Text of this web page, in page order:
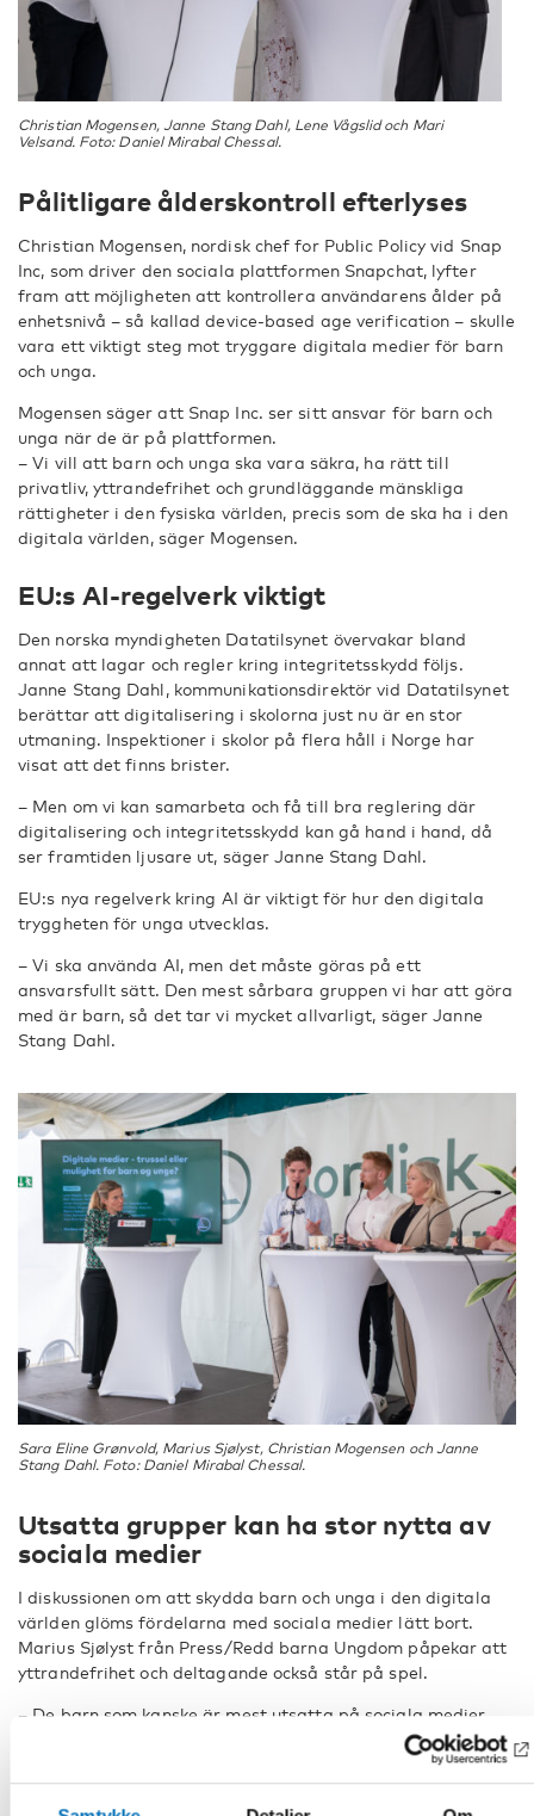
Christian Mogensen, Janne Stang Dahl, Lene Vågslid och Mari
Velsand. Foto: Daniel Mirabal Chessal.
Pålitligare ålderskontroll efterlyses
Christian Mogensen, nordisk chef for Public Policy vid Snap
Inc, som driver den sociala plattformen Snapchat, lyfter
fram att möjligheten att kontrollera användarens ålder på
enhetsnivå – så kallad device-based age verification – skulle
vara ett viktigt steg mot tryggare digitala medier för barn
och unga.
Mogensen säger att Snap Inc. ser sitt ansvar för barn och
unga när de är på plattformen.
– Vi vill att barn och unga ska vara säkra, ha rätt till
privatliv, yttrandefrihet och grundläggande mänskliga
rättigheter i den fysiska världen, precis som de ska ha i den
digitala världen, säger Mogensen.
EU:s AI-regelverk viktigt
Den norska myndigheten Datatilsynet övervakar bland
annat att lagar och regler kring integritetsskydd följs.
Janne Stang Dahl, kommunikationsdirektör vid Datatilsynet
berättar att digitalisering i skolorna just nu är en stor
utmaning. Inspektioner i skolor på flera håll i Norge har
visat att det finns brister.
– Men om vi kan samarbeta och få till bra reglering där
digitalisering och integritetsskydd kan gå hand i hand, då
ser framtiden ljusare ut, säger Janne Stang Dahl.
EU:s nya regelverk kring AI är viktigt för hur den digitala
tryggheten för unga utvecklas.
– Vi ska använda AI, men det måste göras på ett
ansvarsfullt sätt. Den mest sårbara gruppen vi har att göra
med är barn, så det tar vi mycket allvarligt, säger Janne
Stang Dahl.
Sara Eline Grønvold, Marius Sjølyst, Christian Mogensen och Janne
Stang Dahl. Foto: Daniel Mirabal Chessal.
Utsatta grupper kan ha stor nytta av
sociala medier
I diskussionen om att skydda barn och unga i den digitala
världen glöms fördelarna med sociala medier lätt bort.
Marius Sjølyst från Press/Redd barna Ungdom påpekar att
yttrandefrihet och deltagande också står på spel.
– De barn som kanske är mest utsatta på sociala medier
kan också vara en av de grupper som får ut allra mest av
Han ger en rad exempel: unga som är queer, barn som lever